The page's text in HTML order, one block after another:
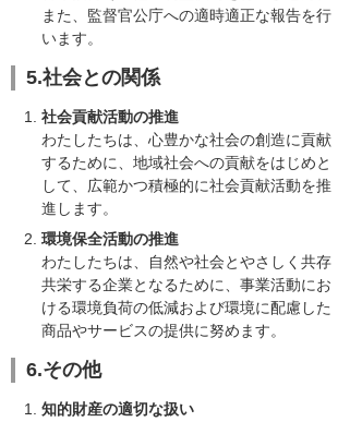
また、監督官公庁への適時適正な報告を行
います。
5.社会との関係
社会貢献活動の推進
わたしたちは、心豊かな社会の創造に貢献
するために、地域社会への貢献をはじめと
して、広範かつ積極的に社会貢献活動を推
進します。
環境保全活動の推進
わたしたちは、自然や社会とやさしく共存
共栄する企業となるために、事業活動にお
ける環境負荷の低減および環境に配慮した
商品やサービスの提供に努めます。
6.その他
知的財産の適切な扱い